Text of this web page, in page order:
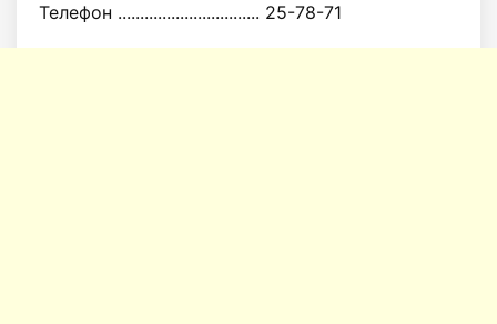
Телефон ................................ 25-78-71